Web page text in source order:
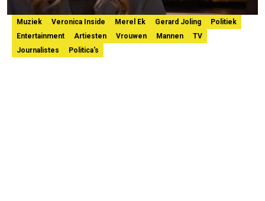
Muziek Veronica Inside Merel Ek Gerard Joling
Politiek
Entertainment
Artiesten Vrouwen Mannen
TV
Journalistes
Politica's